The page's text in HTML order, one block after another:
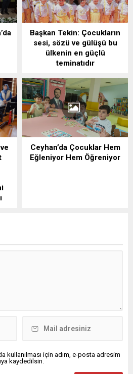
Başkan Tekin: Çocukların
sesi, sözü ve gülüşü bu
ülkenin en güçlü
teminatıdır
Ceyhan’da Çocuklar Hem
Eğleniyor Hem Öğreniyor
kullanılması için adım, e-posta adresim
kaydedilsin.